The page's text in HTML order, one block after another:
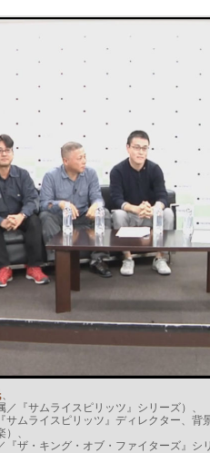
／『サムライスピリッツ』シリーズ）、
サムライスピリッツ』ディレクター、背
、
『ザ・キング・オブ・ファイターズ』シ